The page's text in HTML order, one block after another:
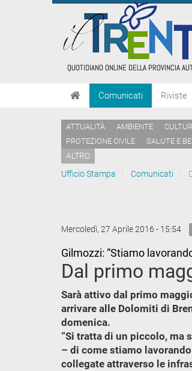
Comunicati Riviste
ATTUALITÀ AMBIENTE
PROTEZIONE CIVILE
SALUTE E
ALTRO
Ufficio Stampa
Comunicati
Mercoledì, 27 Aprile 2016 - 15:54
Gilmozzi: “Stiamo
Dal primo
Sarà attivo dal primo
arrivare alle Dolomiti di
domenica.
“Si tratta di un piccolo, ma
– di come stiamo
collegate attraverso le